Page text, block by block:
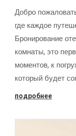
Добро
где каждое
Бронирование
комнаты, это
моментов, к
который будет
подробнее